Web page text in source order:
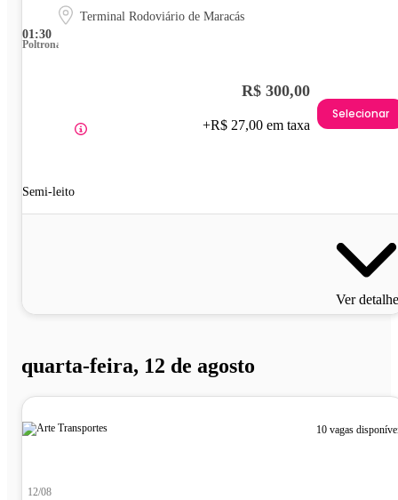
01:30
Terminal Rodoviário de Maracás
Poltrona
Semi-leito
R$ 300,00
+R$ 27,00 em taxa
Selecionar
Ver
quarta-feira, 12 de agosto
10 vagas
12/08